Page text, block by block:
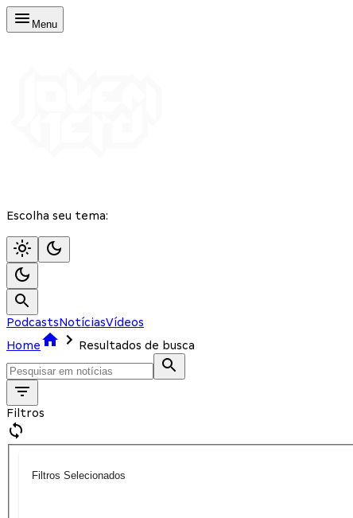
Menu
Escolha seu tema:
PodcastsNotíciasVídeos
Home
Resultados de busca
Filtros
Filtros Selecionados